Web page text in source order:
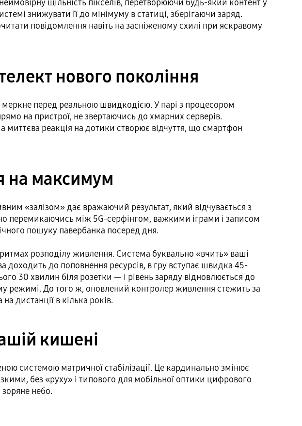
щільність пікселів, перетворюючи будь-який контент у
знижувати її до мінімуму в статиці, зберігаючи заряд.
повідомлення навіть на засніженому схилі при яскравому
нового покоління
перед реальною швидкодією. У парі з процесором
на пристрої, не звертаючись до хмарних серверів.
реакція на дотики створює відчуття, що смартфон
на максимум
«залізом» дає вражаючий результат, який відчувається з
перемикаючись між 5G-серфінгом, важкими іграми і записом
пошуку павербанка посеред дня.
розподілу живлення. Система буквально «вчить» ваші
до поповнення ресурсів, в гру вступає швидка 45-
30 хвилин біля розетки — і рівень заряду відновлюється до
режимі. До того ж, оновлений контролер живлення стежить за
дистанції в кілька років.
кишені
системою матричної стабілізації. Це кардинально змінює
без «руху» і типового для мобільної оптики цифрового
небо.